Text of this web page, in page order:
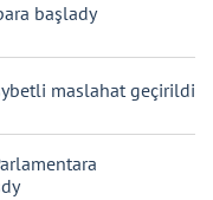
başlady
maslahat geçirildi